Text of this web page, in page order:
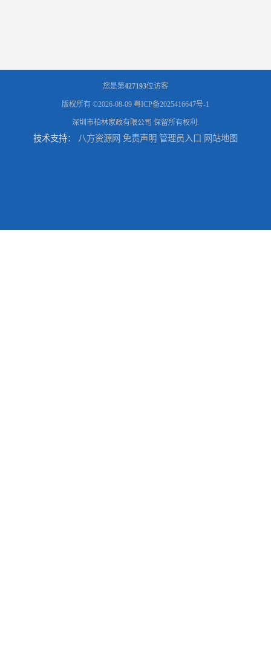
您是第427193位访客
版权所有 ©2026-08-09 粤ICP备2025416647号-1
深圳市柏林家政有限公司 保留所有权利.
技术支持： 八方资源网 免责声明 管理员入口 网站地图